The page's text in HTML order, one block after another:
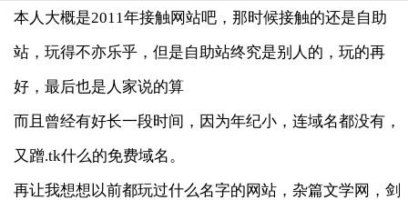
本人大概是2011年接触网站吧，那时候接触的还是自助
站，玩得不亦乐乎，但是自助站终究是别人的，玩的再
好，最后也是人家说的算
而且曾经有好长一段时间，因为年纪小，连域名都没有，
又蹭.tk什么的免费域名。
再让我想想以前都玩过什么名字的网站，杂篇文学网，剑